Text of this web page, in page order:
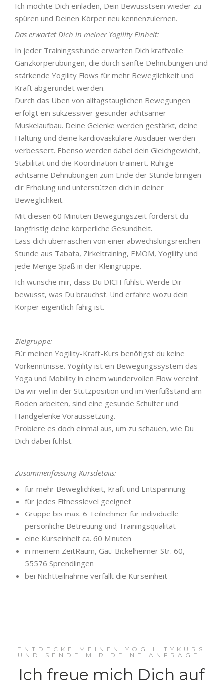
Ich möchte Dich einladen, Dein Bewusstsein wieder zu
spüren und Deinen Körper neu kennenzulernen.
Das erwartet Dich in meiner Yogility Einheit:
In jeder Trainingsstunde erwarten Dich kraftvolle
Ganzkörperübungen, die durch sanfte Dehnübungen und
stärkende Yogility Flows für mehr Beweglichkeit und
Kraft abgerundet werden.
Durch das Üben von alltagstauglichen Bewegungen
erfolgt ein sukzessiver gesunder achtsamer
Muskelaufbau. Deine Gelenke werden gestärkt, deine
Haltung und deine kardiovaskuläre Ausdauer werden
verbessert. Ebenso werden dabei dein Gleichgewicht,
Stabilität und die Koordination trainiert. Ruhige
achtsame Dehnübungen zum Ende der Stunde bringen
dir Erholung und unterstützen dich in deiner
Beweglichkeit.
Mit diesen 60 Minuten Bewegungszeit förderst du
langfristig deine körperliche Gesundheit.
Lass dich überraschen von einer abwechslungsreichen
Stunde aus Tabata, Zirkeltraining, EMOM, Yogility und
jede Menge Spaß in der Kleingruppe.
Ich wünsche mir, dass Du DICH fühlst. Werde Dir
bewusst, was Du brauchst. Und erfahre wozu dein
Körper eigentlich fähig ist.
Zielgruppe:
Für meinen Yogility-Kraft-Kurs benötigst du keine
Vorkenntnisse. Yogility ist ein Bewegungssystem das
Yoga und Mobility in einem wundervollen Flow vereint.
Da wir viel in der Stützposition und im Vierfußstand am
Boden arbeiten, sind eine gesunde Schulter und
Handgelenke Voraussetzung.
Probiere es doch einmal aus, um zu schauen, wie Du
Dich dabei fühlst.
Zusammenfassung Kursdetails:
für mehr Beweglichkeit, Kraft und Entspannung
für jedes Fitnesslevel geeignet
Gruppe bis max. 6 Teilnehmer für individuelle
persönliche Betreuung und Trainingsqualität
eine Kurseinheit ca. 60 Minuten
in meinem ZeitRaum, Gau-Bickelheimer Str. 60,
55576 Sprendlingen
bei Nichtteilnahme verfällt die Kurseinheit
ENTDECKE MEINEN YOGILITYKURS
UND SENDE MIR DEINE ANFRAGE.
Ich freue mich Dich auf